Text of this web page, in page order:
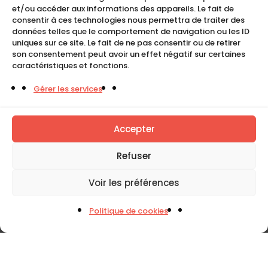
et/ou accéder aux informations des appareils. Le fait de
consentir à ces technologies nous permettra de traiter des
données telles que le comportement de navigation ou les ID
uniques sur ce site. Le fait de ne pas consentir ou de retirer
son consentement peut avoir un effet négatif sur certaines
caractéristiques et fonctions.
Gérer les services
Accepter
Refuser
Voir les préférences
Politique de cookies
Mentions légales
Politique de cookies (UE)
COMPACT
5, Rue Ambroise Croizat
95195 BP30523
Goussainville Cedex Val d’Oise France.
0033(0)1 34 04 76 51
Tous droits réservés. Copyright © Compact 2026